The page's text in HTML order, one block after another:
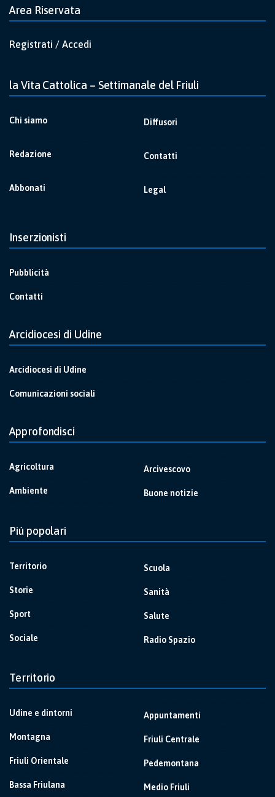
Area Riservata
Registrati / Accedi
la Vita Cattolica – Settimanale del Friuli
Chi siamo
Redazione
Abbonati
Diffusori
Contatti
Legal
Inserzionisti
Pubblicità
Contatti
Arcidiocesi di Udine
Arcidiocesi di Udine
Comunicazioni sociali
Approfondisci
Agricoltura
Ambiente
Arcivescovo
Buone notizie
Più popolari
Territorio
Storie
Sport
Sociale
Scuola
Sanità
Salute
Radio Spazio
Territorio
Udine e dintorni
Montagna
Friuli Orientale
Bassa Friulana
Appuntamenti
Friuli Centrale
Pedemontana
Medio Friuli